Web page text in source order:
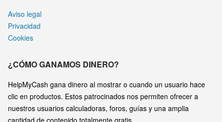
Aviso legal
Privacidad
Cookies
¿CÓMO GANAMOS DINERO?
HelpMyCash gana dinero al mostrar o cuando un usuario hace
clic en productos. Estos patrocinados nos permiten ofrecer a
nuestros usuarios calculadoras, foros, guías y una amplia
cantidad de contenido totalmente gratis.